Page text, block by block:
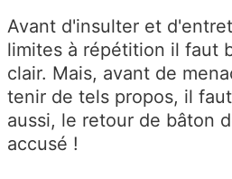
Avant d'insulter et
limites à répétition il faut
clair. Mais, avant de
tenir de tels propos, il
aussi, le retour de bâton
accusé !